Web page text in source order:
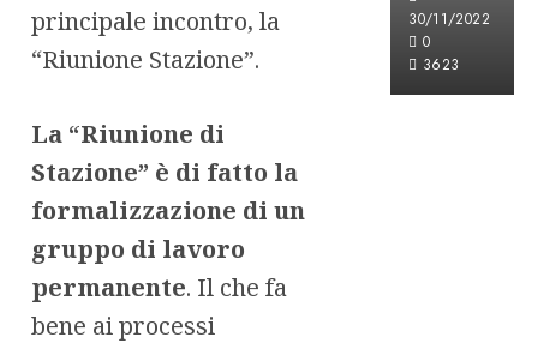
principale incontro, la
“Riunione Stazione”.
La “Riunione di
Stazione” è di fatto la
formalizzazione di un
gruppo di lavoro
permanente. Il che fa
bene ai processi
30/11/2022
0
3623